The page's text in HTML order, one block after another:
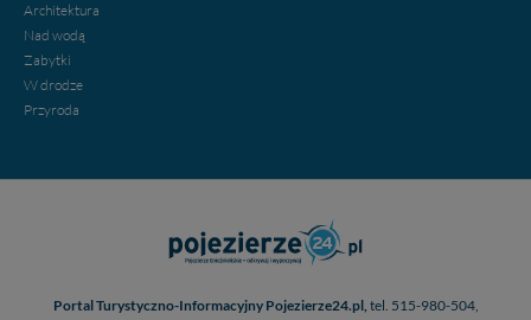
Architektura
Nad wodą
Zabytki
W drodze
Przyroda
Portal Turystyczno-Informacyjny Pojezierze24.pl, tel. 515-980-504,